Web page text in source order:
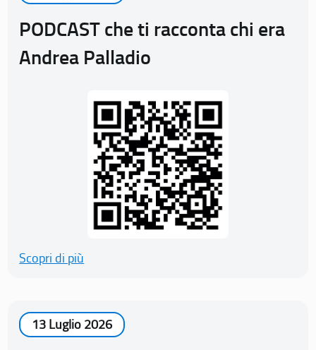
PODCAST che ti racconta chi era
Andrea Palladio
Scopri di più
13 Luglio 2026